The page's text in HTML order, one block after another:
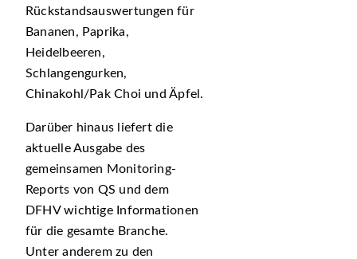
Rückstandsauswertungen für
Bananen, Paprika,
Heidelbeeren,
Schlangengurken,
Chinakohl/Pak Choi und Äpfel.
Darüber hinaus liefert die
aktuelle Ausgabe des
gemeinsamen Monitoring-
Reports von QS und dem
DFHV wichtige Informationen
für die gesamte Branche.
Unter anderem zu den